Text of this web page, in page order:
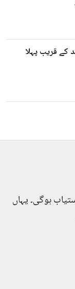
قریب پہلا
ہوگی۔ یہاں